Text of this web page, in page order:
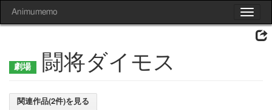
Toggle
Animumemo
闘将ダイモス
関連作品(2件)を見る